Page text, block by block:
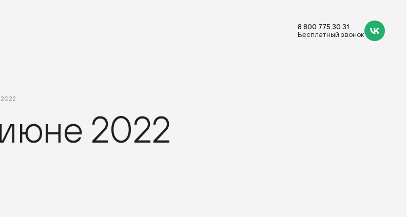
8 800 775 30 31
Бесплатный звонок
2022
2022